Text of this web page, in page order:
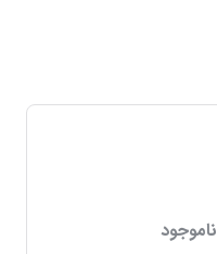
ناموجود